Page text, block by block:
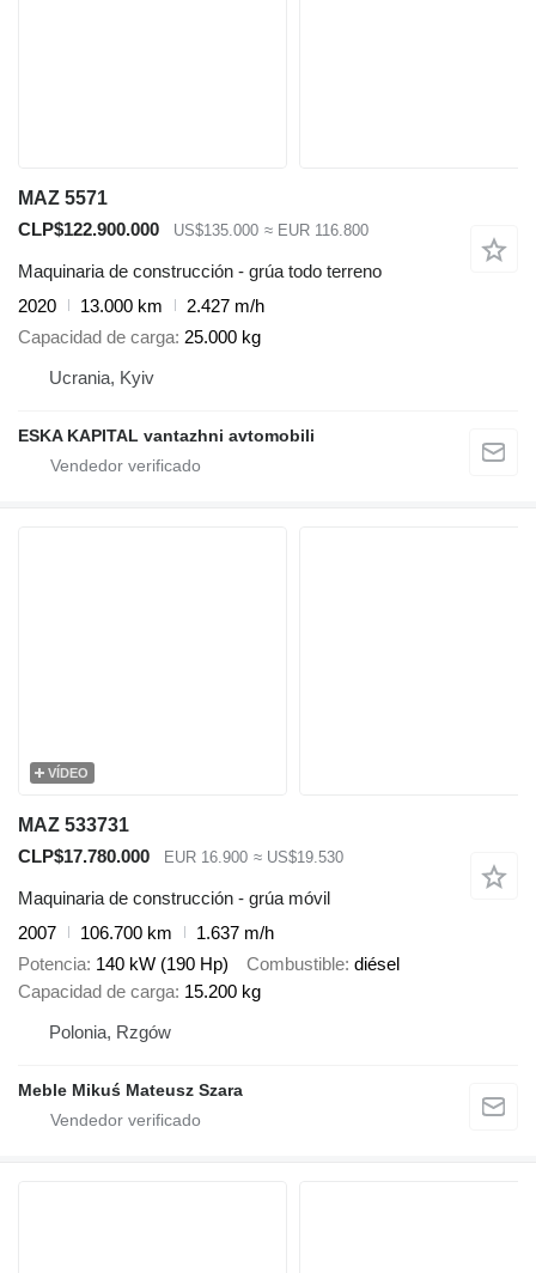
MAZ 5571
CLP$122.900.000
US$135.000 ≈ EUR 116.800
Maquinaria de construcción - grúa todo terreno
2020
13.000 km
2.427 m/h
Capacidad de carga 25.000 kg
Ucrania, Kyiv
ESKA KAPITAL vantazhni avtomobili
VÍDEO
MAZ 533731
CLP$17.780.000
EUR 16.900 ≈ US$19.530
Maquinaria de construcción - grúa móvil
2007
106.700 km
1.637 m/h
Potencia 140 kW (190 Hp) Combustible diésel
Capacidad de carga 15.200 kg
Polonia, Rzgów
Meble Mikuś Mateusz Szara